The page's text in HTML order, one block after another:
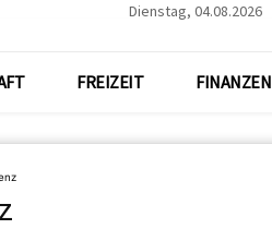
Dienstag, 04.08.2026
FREIZEIT FINANZEN